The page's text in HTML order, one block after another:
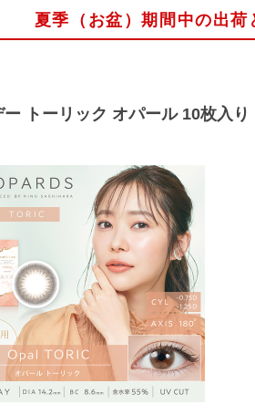
夏季（お盆）期間中の出荷
ー トーリック オパール 10枚入り